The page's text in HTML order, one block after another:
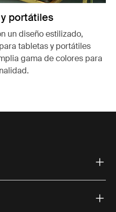
portátiles
un diseño estilizado,
tabletas y portátiles
gama de colores para
nueva